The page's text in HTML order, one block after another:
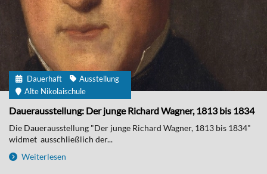
Dauerhaft
Ausstellung
Alte Nikolaischule
Dauerausstellung: Der junge Richard Wagner, 1813 bis 1834
Die Dauerausstellung "Der junge Richard Wagner, 1813 bis 1834"
widmet ausschließlich der...
Weiterlesen